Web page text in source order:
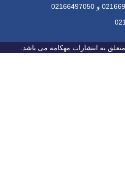
02166497050
به انتشارات مهکامه می باشد.